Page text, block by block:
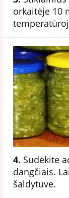
orkaitėje 10
4. Sudėkite
dangčiais.
šaldytuve.